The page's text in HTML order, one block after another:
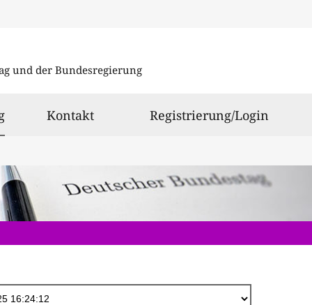
und der Bundesregierung
ausgewählt
Kontakt Registrierung/Login